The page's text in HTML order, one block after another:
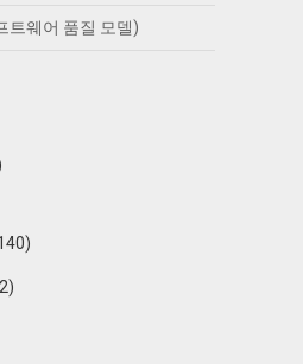
트웨어 품질 모델)